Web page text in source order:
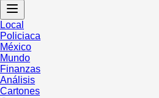
Local
Policiaca
México
Mundo
Finanzas
Análisis
Cartones